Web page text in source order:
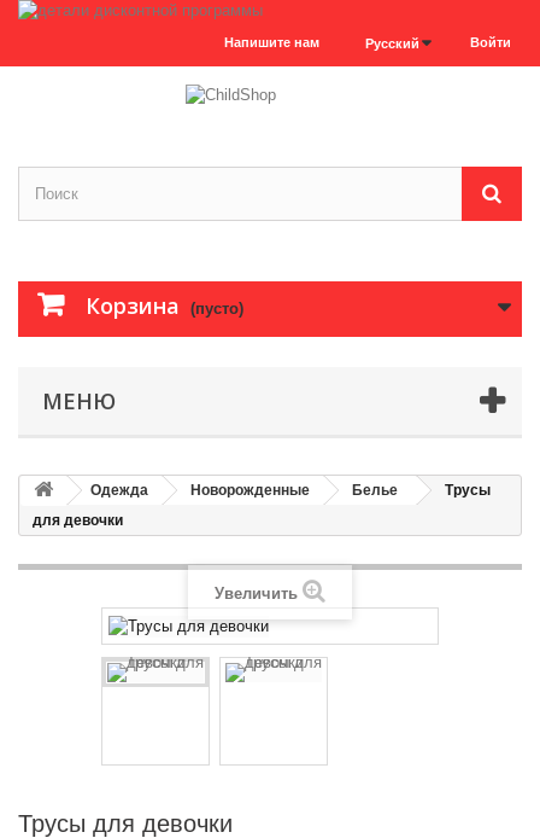
Войти
Русский
Напишите нам
Корзина (пусто)
МЕНЮ
Одежда Новорожденные Белье
Трусы
для девочки
Увеличить
Трусы для девочки